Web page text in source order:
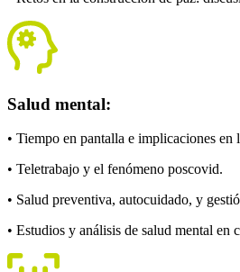
Salud mental:
• Tiempo en pantalla e implicaciones en
• Teletrabajo y el fenómeno poscovid.
• Salud preventiva, autocuidado, y
• Estudios y análisis de salud mental en